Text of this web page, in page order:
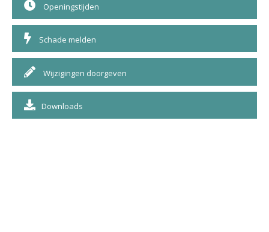
Openingstijden
Schade melden
Wijzigingen doorgeven
Downloads